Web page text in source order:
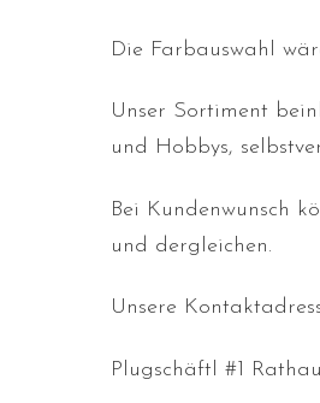
Die Farbauswahl
Unser Sortiment
und Hobbys,
Bei Kundenwunsch
und dergleichen.
Unsere
Plugschäftl #1